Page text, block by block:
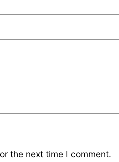
the next time I comment.